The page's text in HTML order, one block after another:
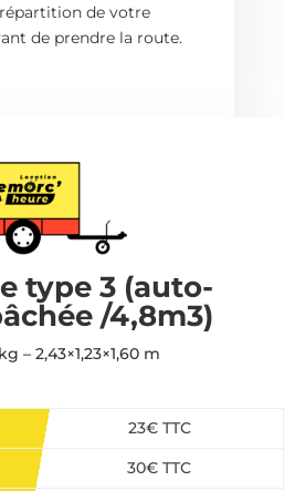
de votre
de prendre la route.
type 3 (auto-
/4,8m3)
– 2,43×1,23×1,60 m
23€ TTC
30€ TTC